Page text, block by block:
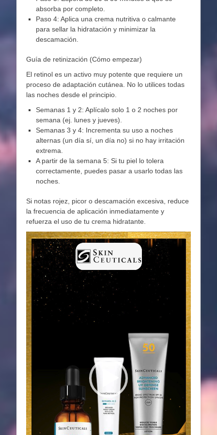
absorba por completo.
Paso 4: Aplica una crema nutritiva o calmante
para sellar la hidratación y minimizar la
descamación.
Guía de retinización (Cómo empezar)
El retinol es un activo muy potente que requiere un
proceso de adaptación cutánea. No lo utilices todas
las noches desde el principio.
Semanas 1 y 2: Aplícalo solo 1 o 2 noches por
semana (ej. lunes y jueves).
Semanas 3 y 4: Incrementa su uso a noches
alternas (un día sí, un día no) si no hay irritación
extrema.
A partir de la semana 5: Si tu piel lo tolera
correctamente, puedes pasar a usarlo todas las
noches.
Si notas rojez, picor o descamación excesiva, reduce
la frecuencia de aplicación inmediatamente y
refuerza el uso de tu crema hidratante.
Reproductor
de
vídeo